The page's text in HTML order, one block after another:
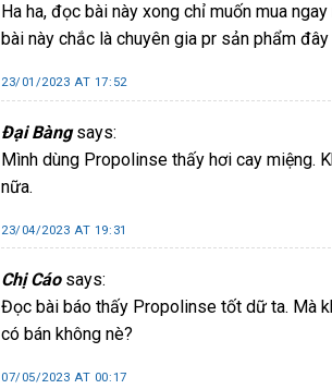
Ha ha, đọc bài này xong chỉ muốn mua
bài này chắc là chuyên gia pr sản phẩm đây
23/01/2023 AT 17:52
Đại Bàng says:
Mình dùng Propolinse thấy hơi cay miệng.
nữa.
23/04/2023 AT 19:31
Chị Cáo says:
Đọc bài báo thấy Propolinse tốt dữ ta. Mà
có bán không nè?
07/05/2023 AT 00:17